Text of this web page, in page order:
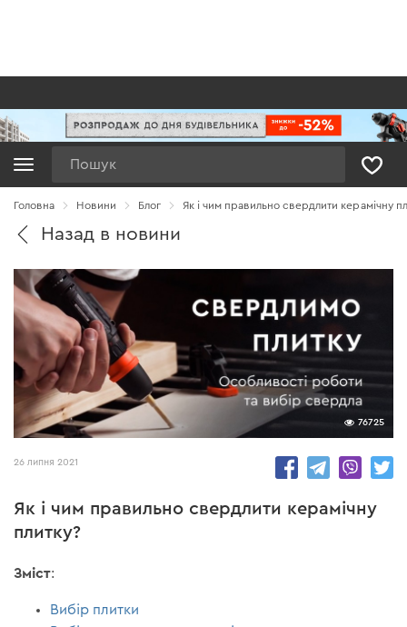
Головна Новини Блог Як і чим правильно свердлити керамічну
Назад в новини
76725
26 липня 2021
Як і чим правильно свердлити керамічну
плитку?
Зміст:
Вибір плитки